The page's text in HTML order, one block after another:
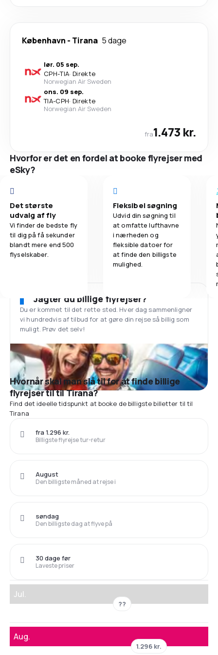
København - Tirana 5 dage
lør. 05 sep.
CPH-TIA· Direkte
Norwegian Air Sweden
ons. 09 sep.
TIA-CPH· Direkte
Norwegian Air Sweden
fra1.473 kr.
Hvorfor er det en fordel at booke flyrejser med
eSky?
Det største
udvalg af fly
Vi finder de bedste fly
til dig på få sekunder
blandt mere end 500
flyselskaber.
Fleksibel søgning
Udvid din søgning til
at omfatte lufthavne
i nærheden og
fleksible datoer for
at finde den billigste
mulighed.
Jagter du billige flyrejser?
Du er kommet til det rette sted. Hver dag sammenligner
vi hundredvis af tilbud for at gøre din rejse så billig som
muligt. Prøv det selv!
Hvornår skal man slå til for at finde billige
flyrejser til til Tirana?
Find det ideelle tidspunkt at booke de billigste billetter til til
Tirana
Billigste flyrejse tur-retur
fra 1.296 kr.
Den billigste måned at rejse i
August
Den billigste dag at flyve på
søndag
Laveste priser
30 dage før
Jul.
??
Aug.
1.296 kr.